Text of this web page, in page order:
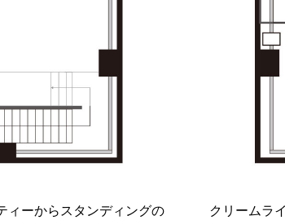
ィーからスタンディングの
クリームラ